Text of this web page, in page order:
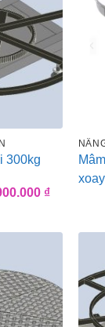
300kg
₫Khoảng